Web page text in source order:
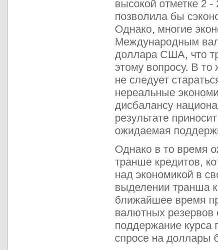
высокой отметке 2
позволила бы
Однако, многие
Международным
доллара США, что
этому вопросу. В то
не следует
нереальные
дисбалансу
результате
ожидаемая
Однако в то время
транше кредитов,
над экономикой в
выделении транша
ближайшее время
валютных резервов
поддержание курса
спросе на доллары